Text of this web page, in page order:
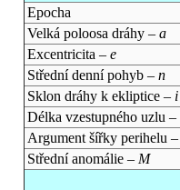
Epocha
Velká poloosa dráhy – a
Excentricita – e
Střední denní pohyb – n
Sklon dráhy k ekliptice – i
Délka vzestupného uzlu –
Argument šířky perihelu
Střední anomálie – M